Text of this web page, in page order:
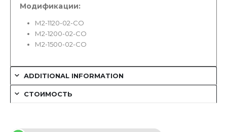
Модификации:
М2-1120-02-СО
М2-1200-02-СО
М2-1500-02-СО
ADDITIONAL INFORMATION
СТОИМОСТЬ